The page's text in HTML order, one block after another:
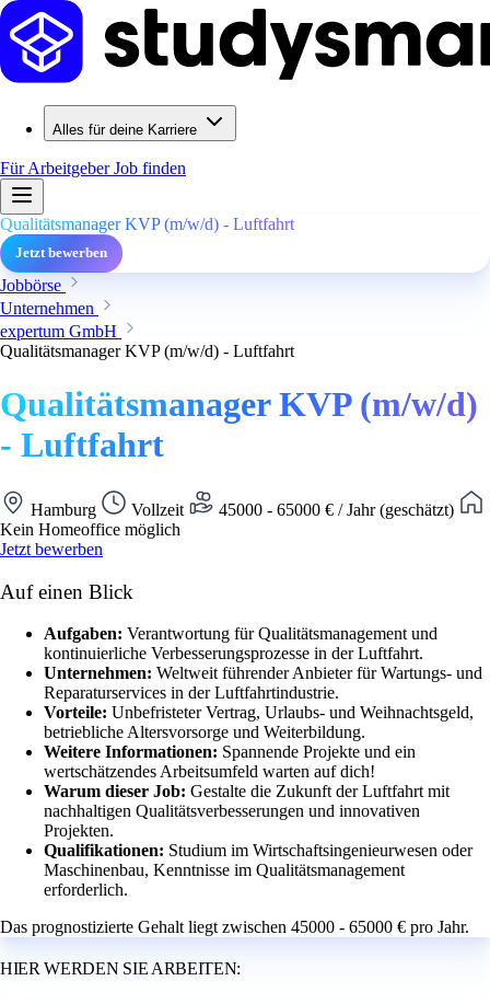
Alles für deine Karriere
Für ArbeitgeberJob finden
Qualitätsmanager KVP (m/w/d) - Luftfahrt
Jetzt bewerben
Jobbörse
Unternehmen
expertum GmbH
Qualitätsmanager KVP (m/w/d) - Luftfahrt
Qualitätsmanager KVP (m/w/d)
- Luftfahrt
Hamburg Vollzeit
45000 - 65000 € / Jahr (geschätzt)
Kein Homeoffice möglich
Jetzt bewerben
Auf einen Blick
Aufgaben: Verantwortung für Qualitätsmanagement und
kontinuierliche Verbesserungsprozesse in der Luftfahrt.
Unternehmen: Weltweit führender Anbieter für Wartungs- und
Reparaturservices in der Luftfahrtindustrie.
Vorteile: Unbefristeter Vertrag, Urlaubs- und Weihnachtsgeld,
betriebliche Altersvorsorge und Weiterbildung.
Weitere Informationen: Spannende Projekte und ein
wertschätzendes Arbeitsumfeld warten auf dich!
Warum dieser Job: Gestalte die Zukunft der Luftfahrt mit
nachhaltigen Qualitätsverbesserungen und innovativen
Projekten.
Qualifikationen: Studium im Wirtschaftsingenieurwesen oder
Maschinenbau, Kenntnisse im Qualitätsmanagement
erforderlich.
Das prognostizierte Gehalt liegt zwischen 45000 - 65000 € pro Jahr.
HIER WERDEN SIE ARBEITEN: